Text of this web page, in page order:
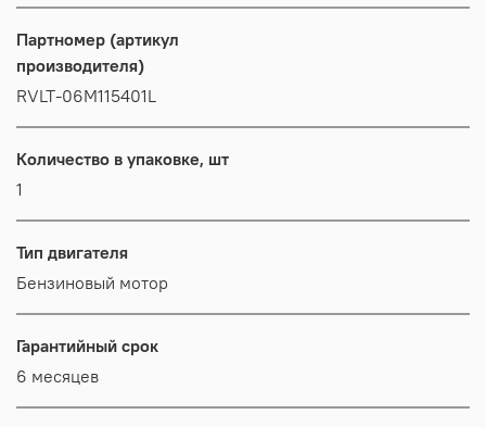
Партномер (артикул
производителя)
RVLT-06M115401L
Количество в упаковке, шт
1
Тип двигателя
Бензиновый мотор
Гарантийный срок
6 месяцев